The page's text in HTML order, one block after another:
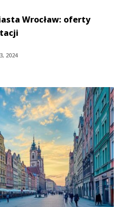
Wrocław: oferty
2024